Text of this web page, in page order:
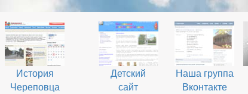
История
Череповца
Детский
сайт
Наша группа
Вконтакте